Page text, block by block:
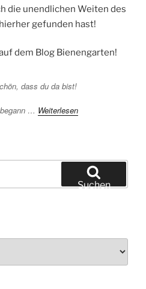
die unendlichen Weiten des
gefunden hast!
dem Blog Bienengarten!
dass du da bist!
… Weiterlesen
Suchen